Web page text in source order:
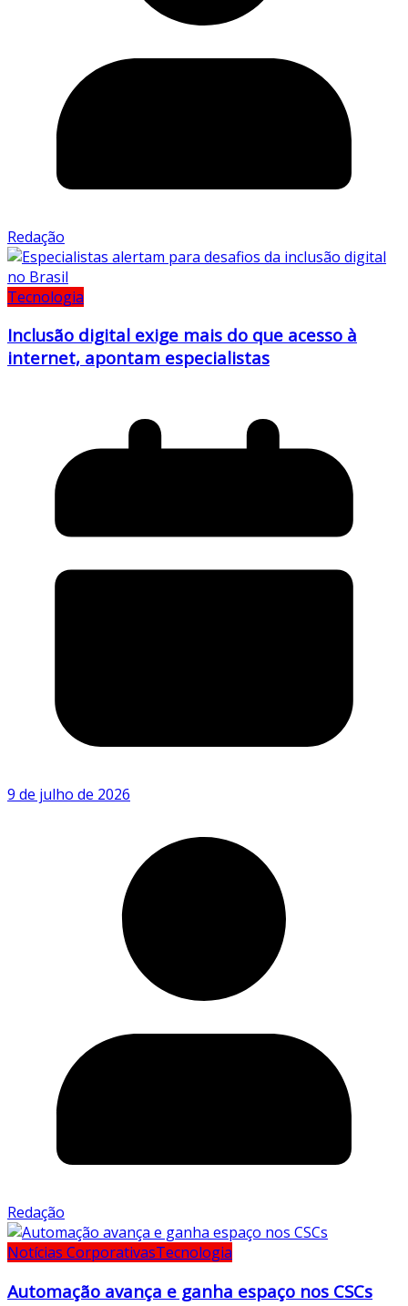
Redação
Tecnologia
Inclusão digital exige mais do que acesso à
internet, apontam especialistas
9 de julho de 2026
Redação
Notícias CorporativasTecnologia
Automação avança e ganha espaço nos CSCs